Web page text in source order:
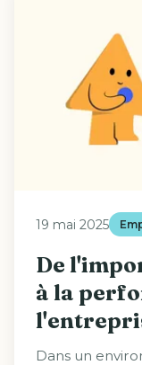
19 mai 2025
De
à la
Dans un